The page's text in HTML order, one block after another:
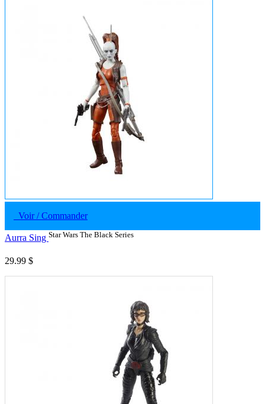
Voir / Commander
Aurra Sing Star Wars The Black Series
29.99 $